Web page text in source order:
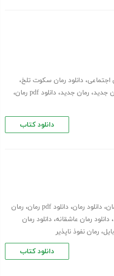
اجتماعی، دانلود رمان سکوت تلخ،
جدید، رمان جدید، دانلود pdf رمان
،
دانلود کتاب
، دانلود رمان، دانلود pdf رمان ، رمان
، دانلود رمان عاشقانه، دانلود رمان
، رمان نفوذ ناپذیر
دانلود کتاب